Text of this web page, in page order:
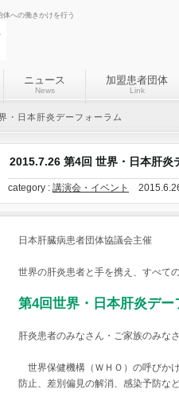
への働きかけを行う
ニュース
News
加盟患者団体
Link
・日本肝炎デーフォーラム
2015.7.26 第4回 世界・日本肝炎
category : 講演会・イベント
日本肝臓病患者団体協議会主催
世界の肝炎患者と手を携え、すべて
第4回世界・日本肝炎デ
肝炎患者のみなさん・ご家族のみな
世界保健機構（ＷＨＯ）の呼びか
防止、差別偏見の解消、感染予防な